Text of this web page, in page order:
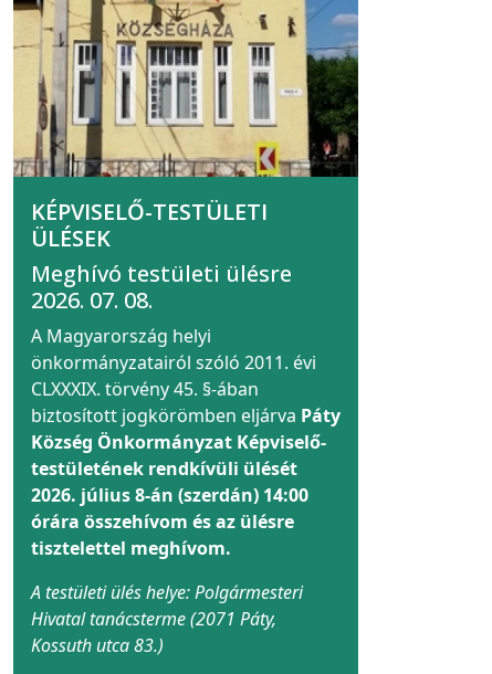
KÉPVISELŐ-TESTÜLETI
ÜLÉSEK
Meghívó testületi ülésre
2026. 07. 08.
A Magyarország helyi
önkormányzatairól szóló 2011. évi
CLXXXIX. törvény 45. §-ában
biztosított jogkörömben eljárva Páty
Község Önkormányzat Képviselő-
testületének rendkívüli ülését
2026. július 8-án (szerdán) 14:00
órára összehívom és az ülésre
tisztelettel meghívom.
A testületi ülés helye: Polgármesteri
Hivatal tanácsterme (2071 Páty,
Kossuth utca 83.)